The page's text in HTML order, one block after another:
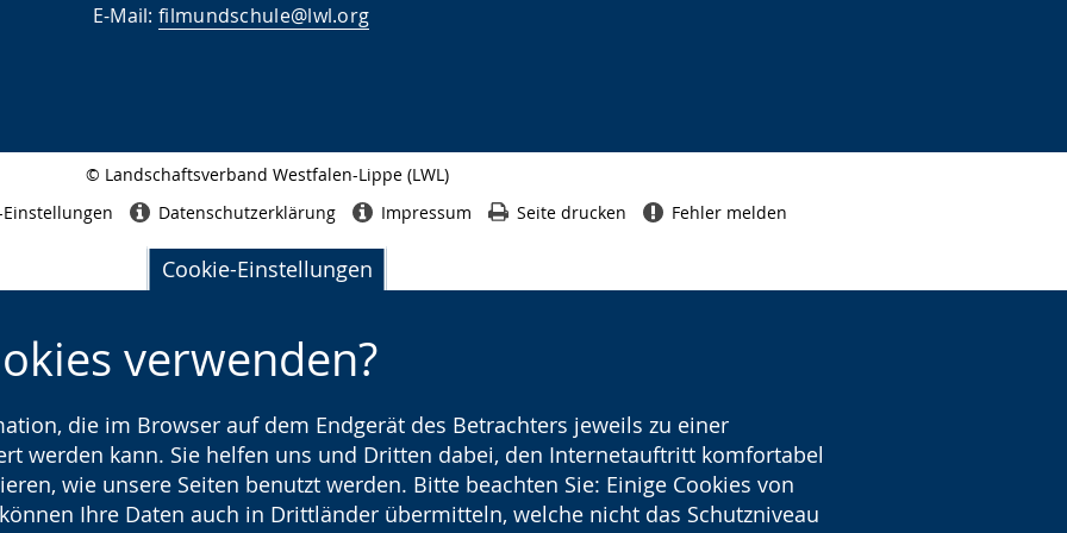
Cookie-Einstellungen
verwenden?
die im Browser auf dem Endgerät des Betrachters jeweils zu einer
werden kann. Sie helfen uns und Dritten dabei, den Internetauftritt komfortabel
wie unsere Seiten benutzt werden. Bitte beachten Sie: Einige Cookies von
Ihre Daten auch in Drittländer übermitteln, welche nicht das Schutzniveau
E-Mail:filmundschule@lwl.org
© Landschaftsverband Westfalen-Lippe (LWL)
Einstellungen Datenschutzerklärung Impressum Seite drucken Fehler melden